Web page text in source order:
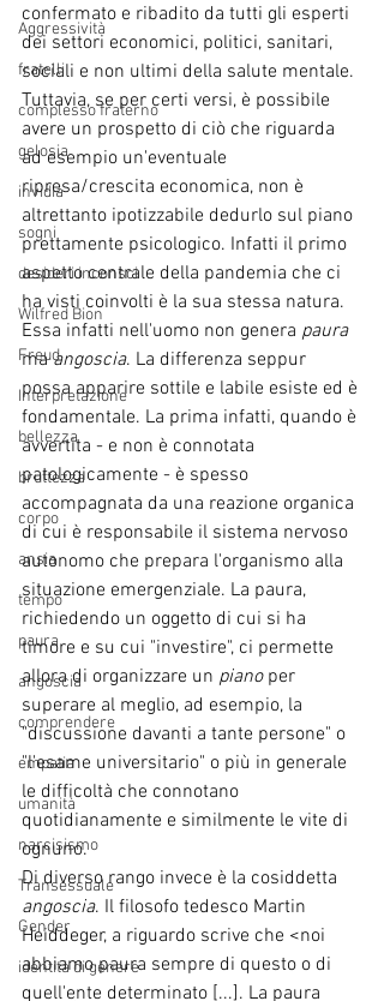
Aggressività
fratelli
complesso fraterno
gelosia
invidia
sogni
desideri inconsci
Wilfred Bion
Freud
Interpretazione
bellezza
bruttezza
corpo
ansia
tempo
paura
angoscia
comprendere
empatia
umanità
narcisismo
Transessuale
Gender
identità di genere
confermato e ribadito da tutti gli esperti
dei settori economici, politici, sanitari,
sociali e non ultimi della salute mentale.
Tuttavia, se per certi versi, è possibile
avere un prospetto di ciò che riguarda
ad esempio un'eventuale
ripresa/crescita economica, non è
altrettanto ipotizzabile dedurlo sul piano
prettamente psicologico. Infatti il primo
aspetto centrale della pandemia che ci
ha visti coinvolti è la sua stessa natura.
Essa infatti nell'uomo non genera paura
ma angoscia. La differenza seppur
possa apparire sottile e labile esiste ed è
fondamentale. La prima infatti, quando è
avvertita - e non è connotata
patologicamente - è spesso
accompagnata da una reazione organica
di cui è responsabile il sistema nervoso
autonomo che prepara l'organismo alla
situazione emergenziale. La paura,
richiedendo un oggetto di cui si ha
timore e su cui "investire", ci permette
allora di organizzare un piano per
superare al meglio, ad esempio, la
"discussione davanti a tante persone" o
"l'esame universitario" o più in generale
le difficoltà che connotano
quotidianamente e similmente le vite di
ognuno.
Di diverso rango invece è la cosiddetta
angoscia. Il filosofo tedesco Martin
Heiddeger, a riguardo scrive che <noi
abbiamo paura sempre di questo o di
quell'ente determinato [...]. La paura